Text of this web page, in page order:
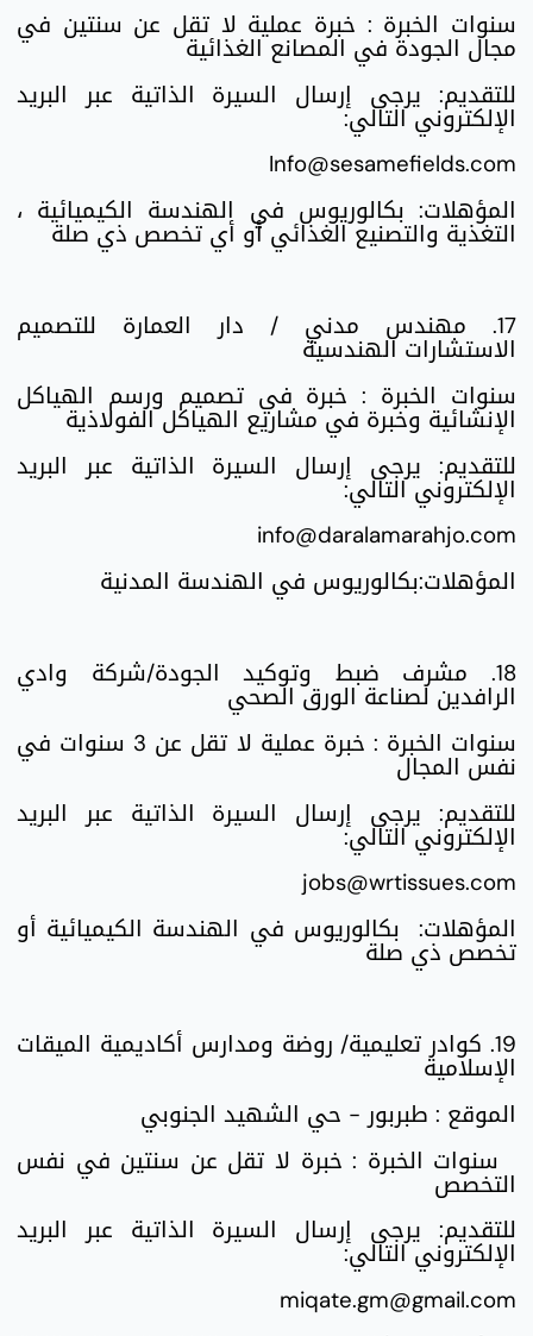
سنوات الخبرة : خبرة عملية لا تقل عن سنتين في
مجال الجودة في المصانع الغذائية
للتقديم: يرجى إرسال السيرة الذاتية عبر البريد
الإلكتروني التالي:
Info@sesamefields.com
المؤهلات: بكالوريوس في الهندسة الكيميائية ،
التغذية والتصنيع الغذائي أو أي تخصص ذي صلة
17. مهندس مدني / دار العمارة للتصميم
الاستشارات الهندسية
سنوات الخبرة : خبرة في تصميم ورسم الهياكل
الإنشائية وخبرة في مشاريع الهياكل الفولاذية
للتقديم: يرجى إرسال السيرة الذاتية عبر البريد
الإلكتروني التالي:
info@daralamarahjo.com
المؤهلات:بكالوريوس في الهندسة المدنية
18. مشرف ضبط وتوكيد الجودة/شركة وادي
الرافدين لصناعة الورق الصحي
سنوات الخبرة : خبرة عملية لا تقل عن 3 سنوات في
نفس المجال
للتقديم: يرجى إرسال السيرة الذاتية عبر البريد
الإلكتروني التالي:
jobs@wrtissues.com
المؤهلات: بكالوريوس في الهندسة الكيميائية أو
تخصص ذي صلة
19. كوادر تعليمية/ روضة ومدارس أكاديمية الميقات
الإسلامية
الموقع : طبربور - حي الشهيد الجنوبي
سنوات الخبرة : خبرة لا تقل عن سنتين في نفس
التخصص
للتقديم: يرجى إرسال السيرة الذاتية عبر البريد
الإلكتروني التالي:
miqate.gm@gmail.com